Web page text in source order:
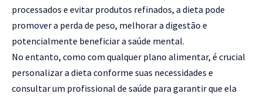
processados e evitar produtos refinados, a dieta pode
promover a perda de peso, melhorar a digestão e
potencialmente beneficiar a saúde mental.
No entanto, como com qualquer plano alimentar, é crucial
personalizar a dieta conforme suas necessidades e
consultar um profissional de saúde para garantir que ela